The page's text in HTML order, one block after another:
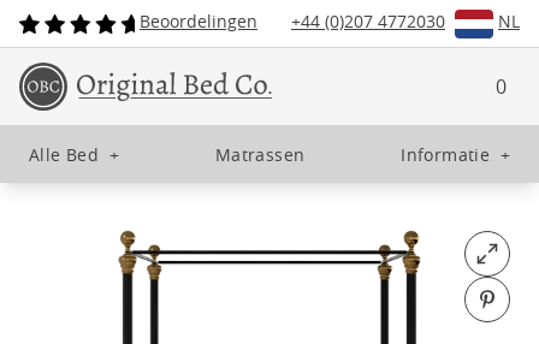
Beoordelingen +44 (0)207 4772030 NL
0
Alle Bed + Matrassen Informatie +
Open
Pin